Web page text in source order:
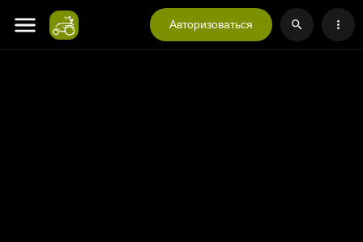
Авторизоваться